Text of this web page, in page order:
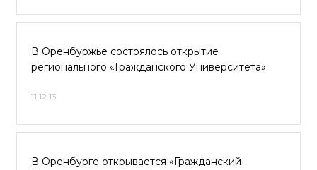
В Оренбуржье состоялось открытие
регионального «Гражданского Университета»
11.12.13
В Оренбурге открывается «Гражданский